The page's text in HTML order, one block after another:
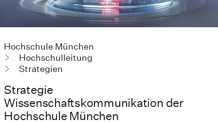
Hochschule München
Hochschulleitung
Strategien
Strategie
Wissenschaftskommunikation der
Hochschule München